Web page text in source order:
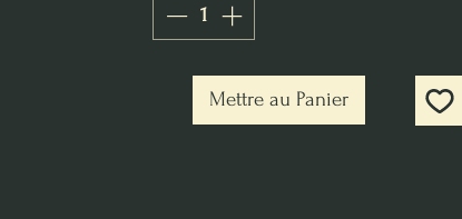
Mettre au Panier